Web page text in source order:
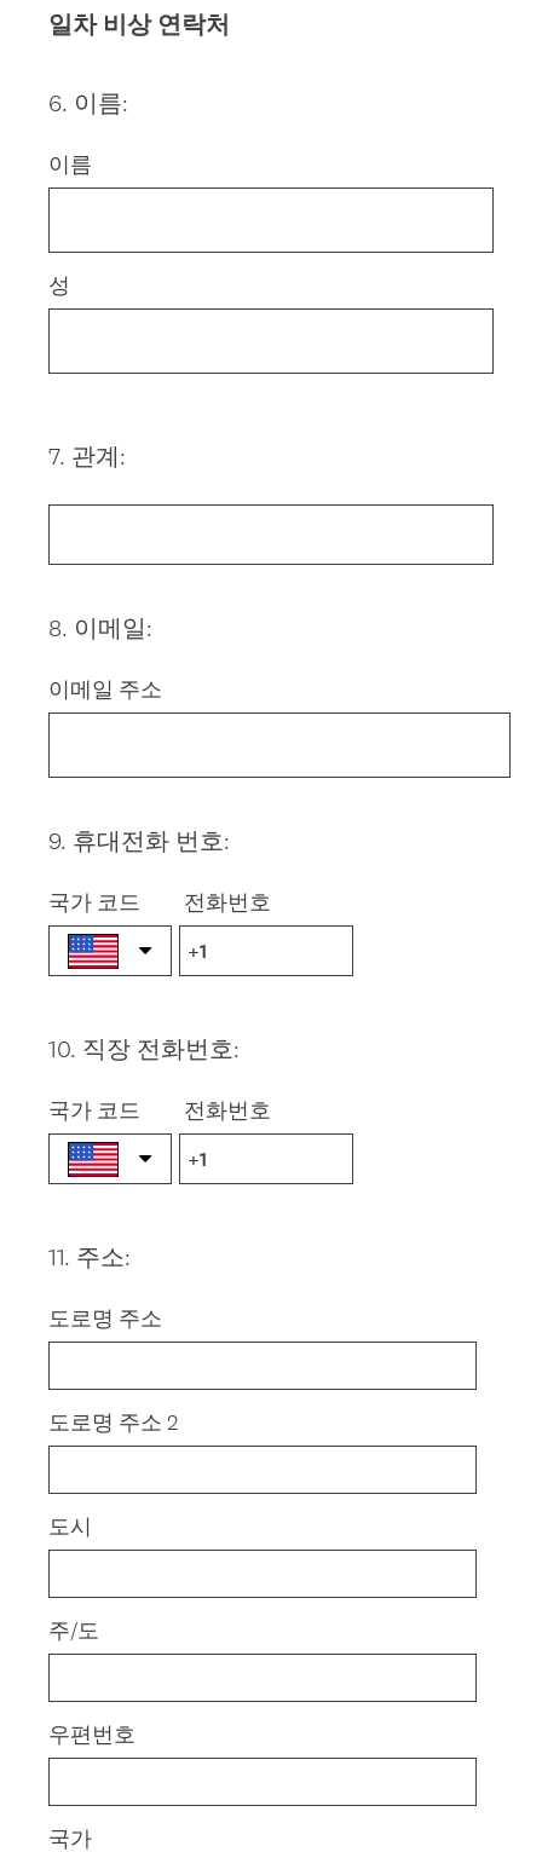
일차 비상 연락처
Question
6. 이름:
이름
성
Question
7. 관계:
Question
8. 이메일:
이메일 주소
Question
9. 휴대전화 번호:
국가 코드 전화번호
Question
10. 직장 전화번호:
국가 코드 전화번호
Question
11. 주소:
도로명 주소
도로명 주소 2
도시
주/도
우편번호
국가